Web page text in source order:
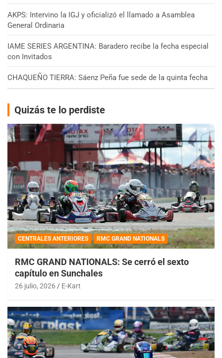
AKPS: Intervino la IGJ y oficializó el llamado a Asamblea
General Ordinaria
IAME SERIES ARGENTINA: Baradero recibe la fecha especial
con Invitados
CHAQUEÑO TIERRA: Sáenz Peña fue sede de la quinta fecha
Quizás te lo perdiste
CENTRALES ANTERIORES RMC GRAND NATIONALS
RMC GRAND NATIONALS: Se cerró el sexto
capítulo en Sunchales
26 julio, 2026 E-Kart